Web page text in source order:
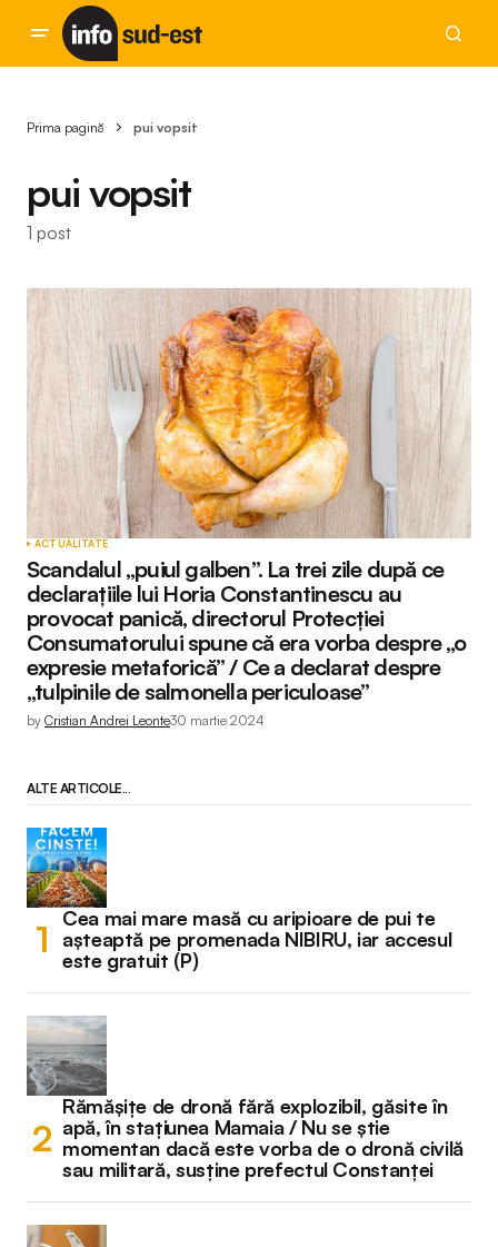
Prima pagină pui vopsit
pui vopsit
1 post
ACTUALITATE
Scandalul „puiul galben”. La trei zile după ce
declarațiile lui Horia Constantinescu au
provocat panică, directorul Protecției
Consumatorului spune că era vorba despre „o
expresie metaforică” / Ce a declarat despre
„tulpinile de salmonella periculoase”
by Cristian Andrei Leonte30 martie 2024
ALTE ARTICOLE...
Cea mai mare masă cu aripioare de pui te
așteaptă pe promenada NIBIRU, iar accesul
este gratuit (P)
Rămășițe de dronă fără explozibil, găsite în
apă, în stațiunea Mamaia / Nu se știe
momentan dacă este vorba de o dronă civilă
sau militară, susține prefectul Constanței